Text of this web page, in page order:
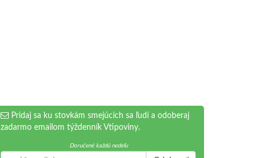
Pridaj sa ku stovkám smejúcich sa ľudí a odoberaj
zadarmo emailom týždenník Vtipoviny.
Doručené každú nedeľu